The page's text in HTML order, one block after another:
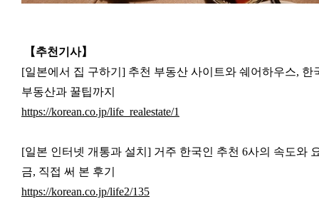
【추천기사】
[일본에서 집 구하기] 추천 부동산 사이트와 쉐어하우스, 한
부동산과 꿀팁까지
https://korean.co.jp/life_realestate/1
[일본 인터넷 개통과 설치] 거주 한국인 추천 6사의 속도와
금, 직접 써 본 후기
https://korean.co.jp/life2/135